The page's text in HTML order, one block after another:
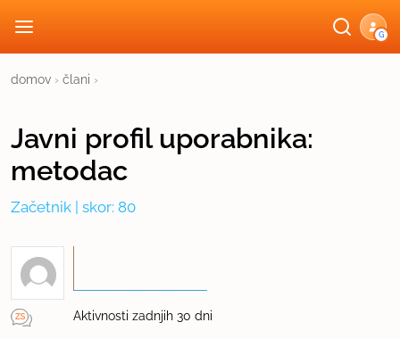
G
domov › člani ›
Javni profiluporabnika:
metodac
Začetnik | skor: 80
Aktivnosti zadnjih 30 dni